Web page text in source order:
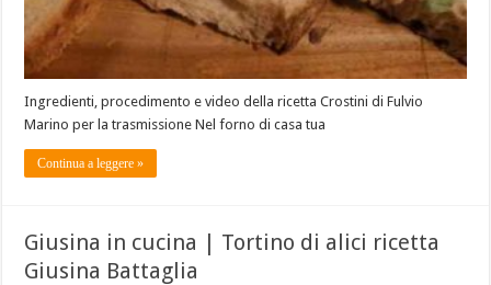
Ingredienti, procedimento e video della ricetta Crostini di Fulvio
Marino per la trasmissione Nel forno di casa tua
Continua a leggere »
Giusina in cucina | Tortino di alici ricetta
Giusina Battaglia